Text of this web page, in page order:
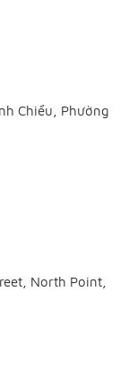
Chiểu, Phường
North Point,